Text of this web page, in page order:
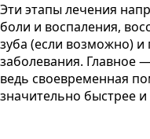
Эти этапы лечения
боли и воспаления,
зуба (если возможно)
заболевания. Главное
ведь своевременная
значительно быстрее и